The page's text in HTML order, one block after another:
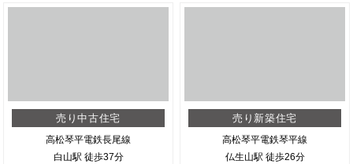
売り中古住宅
高松琴平電鉄長尾線
白山駅 徒歩37分
売り新築住宅
高松琴平電鉄琴平線
仏生山駅 徒歩26分